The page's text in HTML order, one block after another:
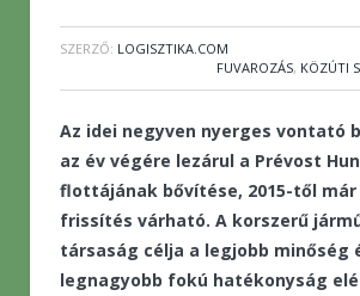
SZERZŐ: LOGISZTIKA.COM
FUVAROZÁS, KÖZÚTI
Az idei negyven nyerges vontató
az év végére lezárul a Prévost
flottájának bővítése, 2015-től már
frissítés várható. A korszerű
társaság célja a legjobb minőség
legnagyobb fokú hatékonyság